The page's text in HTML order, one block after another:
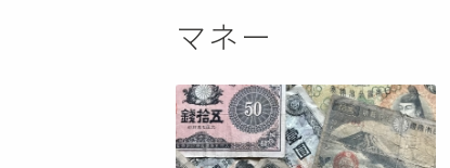
二つ折り財布
長財布
コンパクト財布・ミニ財布
マネー